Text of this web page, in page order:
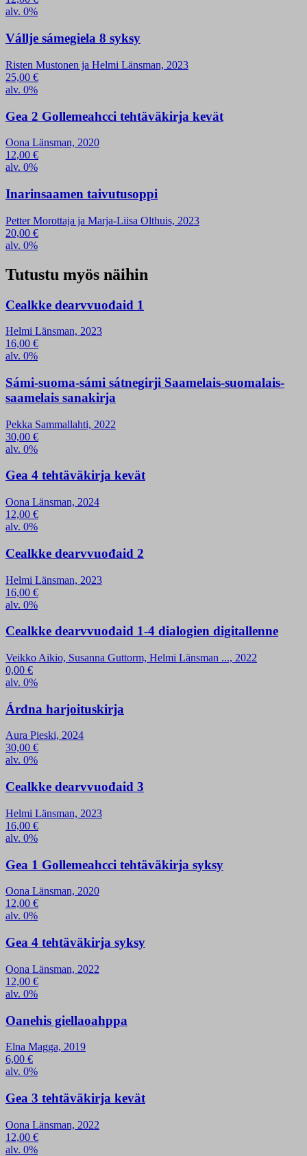
alv. 0%
Vállje sámegiela 8 syksy
Risten Mustonen ja Helmi Länsman, 2023
25,00 €
alv. 0%
Gea 2 Gollemeahcci tehtäväkirja kevät
Oona Länsman, 2020
12,00 €
alv. 0%
Inarinsaamen taivutusoppi
Petter Morottaja ja Marja-Liisa Olthuis, 2023
20,00 €
alv. 0%
Tutustu myös näihin
Cealkke dearvvuođaid 1
Helmi Länsman, 2023
16,00 €
alv. 0%
Sámi-suoma-sámi sátnegirji Saamelais-suomalais-
saamelais sanakirja
Pekka Sammallahti, 2022
30,00 €
alv. 0%
Gea 4 tehtäväkirja kevät
Oona Länsman, 2024
12,00 €
alv. 0%
Cealkke dearvvuođaid 2
Helmi Länsman, 2023
16,00 €
alv. 0%
Cealkke dearvvuođaid 1-4 dialogien digitallenne
Veikko Aikio, Susanna Guttorm, Helmi Länsman ..., 2022
0,00 €
alv. 0%
Árdna harjoituskirja
Aura Pieski, 2024
30,00 €
alv. 0%
Cealkke dearvvuođaid 3
Helmi Länsman, 2023
16,00 €
alv. 0%
Gea 1 Gollemeahcci tehtäväkirja syksy
Oona Länsman, 2020
12,00 €
alv. 0%
Gea 4 tehtäväkirja syksy
Oona Länsman, 2022
12,00 €
alv. 0%
Oanehis giellaoahppa
Elna Magga, 2019
6,00 €
alv. 0%
Gea 3 tehtäväkirja kevät
Oona Länsman, 2022
12,00 €
alv. 0%